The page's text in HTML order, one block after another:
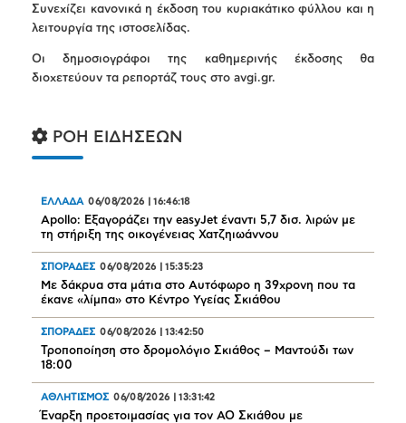
Συνεχίζει κανονικά η έκδοση του κυριακάτικο φύλλου και η
λειτουργία της ιστοσελίδας.
Οι δημοσιογράφοι της καθημερινής έκδοσης θα
διοχετεύουν τα ρεπορτάζ τους στο avgi.gr.
ΡΟΗ ΕΙΔΗΣΕΩΝ
ΕΛΛΑΔΑ 06/08/2026 16:46:18
Apollo: Εξαγοράζει την easyJet έναντι 5,7 δισ. λιρών με
τη στήριξη της οικογένειας Χατζηιωάννου
ΣΠΟΡΑΔΕΣ 06/08/2026 15:35:23
Με δάκρυα στα μάτια στο Αυτόφωρο η 39χρονη που τα
έκανε «λίμπα» στο Κέντρο Υγείας Σκιάθου
ΣΠΟΡΑΔΕΣ 06/08/2026 13:42:50
Τροποποίηση στο δρομολόγιο Σκιάθος – Μαντούδι των
18:00
ΑΘΛΗΤΙΣΜΟΣ 06/08/2026 13:31:42
Έναρξη προετοιμασίας για τον ΑΟ Σκιάθου με